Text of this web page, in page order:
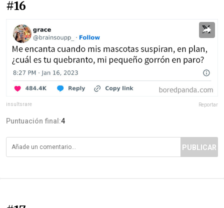
#16
insultsrare Reportar
Puntuación final:4
PUBLICAR